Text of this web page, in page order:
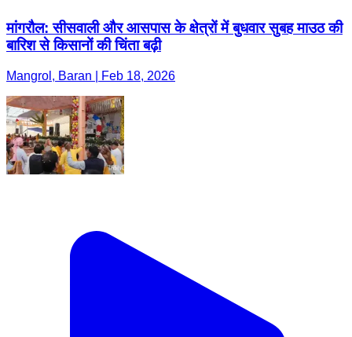
मांगरौल: सीसवाली और आसपास के क्षेत्रों में बुधवार सुबह माउठ की
बारिश से किसानों की चिंता बढ़ी
Mangrol, Baran | Feb 18, 2026